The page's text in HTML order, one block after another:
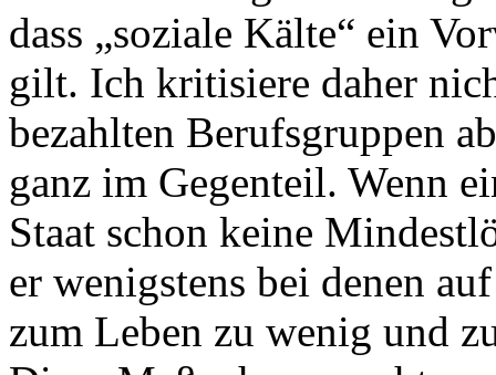
dass „soziale Kälte“ ein
gilt. Ich kritisiere daher
bezahlten Berufsgruppen
ganz im Gegenteil. Wenn
Staat schon keine
er wenigstens bei denen
zum Leben zu wenig und